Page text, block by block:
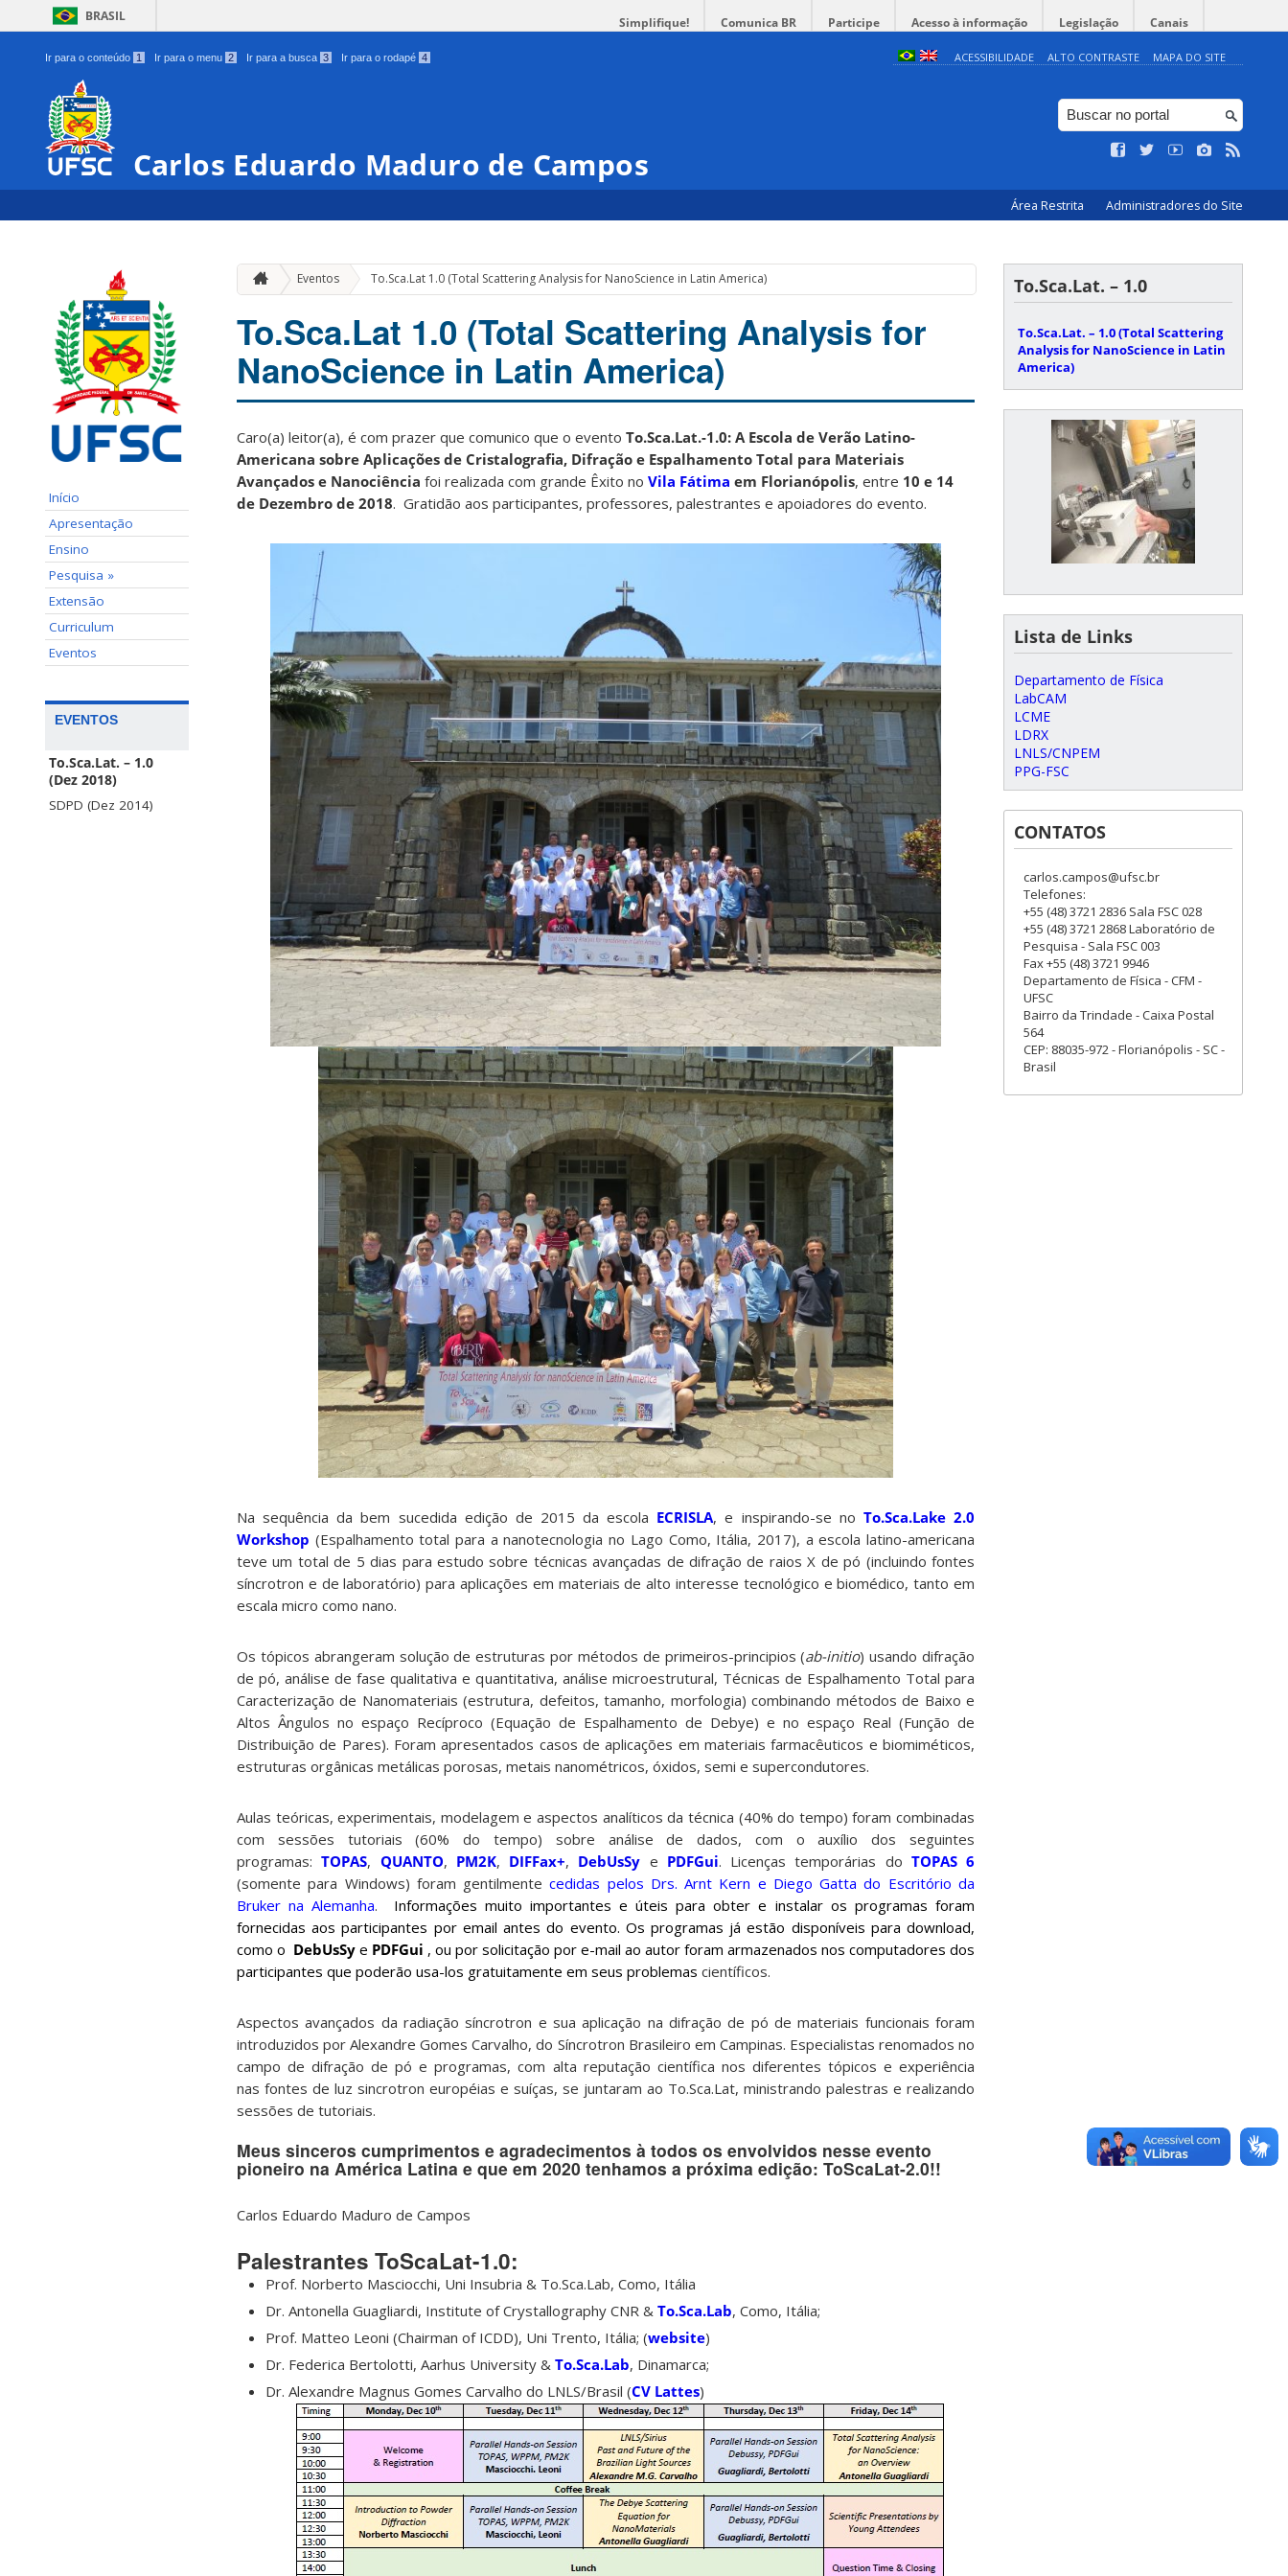
BRASIL Simplifique! Comunica BR Participe Acesso à informação Legislação Canais
Ir para o conteúdo 1 Ir para o menu 2 Ir para a busca 3 Ir para o rodapé 4 ACESSIBILIDADE ALTO CONTRASTE MAPA DO SITE
Carlos Eduardo Maduro de Campos
Área Restrita Administradores do Site
Início
Apresentação
Ensino
Pesquisa »
Extensão
Curriculum
Eventos
EVENTOS
To.Sca.Lat. – 1.0
(Dez 2018)
SDPD (Dez 2014)
Eventos To.Sca.Lat 1.0 (Total Scattering Analysis for NanoScience in Latin America)
To.Sca.Lat 1.0 (Total Scattering Analysis for
NanoScience in Latin America)
Caro(a) leitor(a), é com prazer que comunico que o evento To.Sca.Lat.-1.0: A Escola de Verão Latino-
Americana sobre Aplicações de Cristalografia, Difração e Espalhamento Total para Materiais
Avançados e Nanociência foi realizada com grande Êxito no Vila Fátima em Florianópolis, entre 10 e 14
de Dezembro de 2018. Gratidão aos participantes, professores, palestrantes e apoiadores do evento.
Na sequência da bem sucedida edição de 2015 da escola ECRISLA, e inspirando-se no To.Sca.Lake 2.0
Workshop (Espalhamento total para a nanotecnologia no Lago Como, Itália, 2017), a escola latino-americana
teve um total de 5 dias para estudo sobre técnicas avançadas de difração de raios X de pó (incluindo fontes
síncrotron e de laboratório) para aplicações em materiais de alto interesse tecnológico e biomédico, tanto em
escala micro como nano.
Os tópicos abrangeram solução de estruturas por métodos de primeiros-principios (ab-initio) usando difração
de pó, análise de fase qualitativa e quantitativa, análise microestrutural, Técnicas de Espalhamento Total para
Caracterização de Nanomateriais (estrutura, defeitos, tamanho, morfologia) combinando métodos de Baixo e
Altos Ângulos no espaço Recíproco (Equação de Espalhamento de Debye) e no espaço Real (Função de
Distribuição de Pares). Foram apresentados casos de aplicações em materiais farmacêuticos e biomiméticos,
estruturas orgânicas metálicas porosas, metais nanométricos, óxidos, semi e supercondutores.
Aulas teóricas, experimentais, modelagem e aspectos analíticos da técnica (40% do tempo) foram combinadas
com sessões tutoriais (60% do tempo) sobre análise de dados, com o auxílio dos seguintes
programas:TOPAS, QUANTO, PM2K, DIFFax+, DebUsSy e PDFGui. Licenças temporárias do TOPAS 6
(somente para Windows) foram gentilmentecedidas pelos Drs. Arnt Kern e Diego Gatta do Escritório da
Bruker na Alemanha.
Informações muito importantes e úteis para obter e instalar os programas foram
fornecidas aos participantes por email antes do evento. Os programas já estão disponíveis para download,
como o DebUsSy e PDFGui , ou por solicitação por e-mail ao autor foram armazenados nos computadores dos
participantes que poderão usa-los gratuitamente em seus problemas científicos.
Aspectos avançados da radiação síncrotron e sua aplicação na difração de pó de materiais funcionais foram
introduzidos por Alexandre Gomes Carvalho, do Síncrotron Brasileiro em Campinas. Especialistas renomados no
campo de difração de pó e programas, com alta reputação científica nos diferentes tópicos e experiência
nas fontes de luz sincrotron européias e suíças, se juntaram ao To.Sca.Lat, ministrando palestras e realizando
sessões de tutoriais.
Meus sinceros cumprimentos e agradecimentos à todos os envolvidos nesse evento
pioneiro na América Latina e que em 2020 tenhamos a próxima edição: ToScaLat-2.0!!
Carlos Eduardo Maduro de Campos
Palestrantes ToScaLat-1.0:
Prof. Norberto Masciocchi, Uni Insubria & To.Sca.Lab, Como, Itália
Dr. Antonella Guagliardi, Institute of Crystallography CNR & To.Sca.Lab, Como, Itália;
Prof. Matteo Leoni (Chairman of ICDD), Uni Trento, Itália; (website)
Dr. Federica Bertolotti, Aarhus University & To.Sca.Lab, Dinamarca;
Dr. Alexandre Magnus Gomes Carvalho do LNLS/Brasil (CV Lattes)
To.Sca.Lat. – 1.0
To.Sca.Lat. – 1.0 (Total Scattering
Analysis for NanoScience in Latin
America)
Lista de Links
Departamento de Física
LabCAM
LCME
LDRX
LNLS/CNPEM
PPG-FSC
CONTATOS
carlos.campos@ufsc.br
Telefones:
+55 (48) 3721 2836 Sala FSC 028
+55 (48) 3721 2868 Laboratório de
Pesquisa - Sala FSC 003
Fax +55 (48) 3721 9946
Departamento de Física - CFM -
UFSC
Bairro da Trindade - Caixa Postal
564
CEP: 88035-972 - Florianópolis - SC -
Brasil